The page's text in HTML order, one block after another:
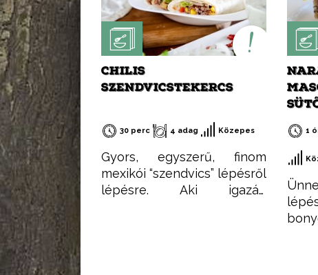
CHILIS
SZENDVICSTEKERCS
30 perc 4 adag Közepes
Gyors, egyszerű, finom
mexikói “szendvics” lépésről
lépésre. Aki igazán
1